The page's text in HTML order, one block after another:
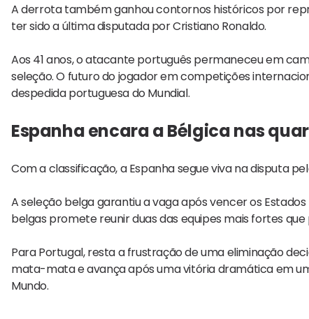
A derrota também ganhou contornos históricos por
ter sido a última disputada por Cristiano Ronaldo.
Aos 41 anos, o atacante português permaneceu em
seleção. O futuro do jogador em competições
despedida portuguesa do Mundial.
Espanha encara a Bélgica nas
Com a classificação, a Espanha segue viva na disputa
A seleção belga garantiu a vaga após vencer os
belgas promete reunir duas das equipes mais fortes
Para Portugal, resta a frustração de uma eliminação
mata-mata e avança após uma vitória dramática em
Mundo.